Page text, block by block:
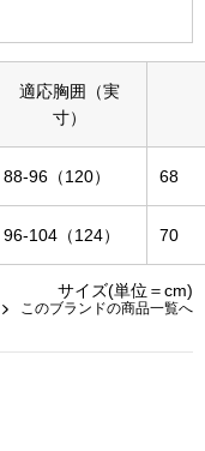
ネクタイ
マフラー／ス
スカーフ／ス
手袋
適応胸囲（実
寸）
88-96（120） 68
96-104（124） 70
サイズ(単位＝cm)
このブランドの商品一覧へ